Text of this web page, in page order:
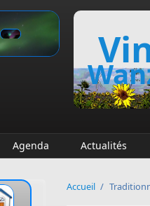
Agenda Actualités
Accueil /